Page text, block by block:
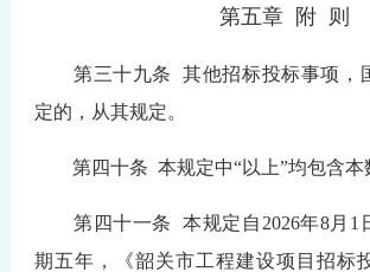
第五章 附 则
第三十九条其他招标投标事项，
定的，从其规定。
第四十条 本规定中“以上”均包含本
第四十一条本规定自2026年8月1
期五年，《韶关市工程建设项目招标